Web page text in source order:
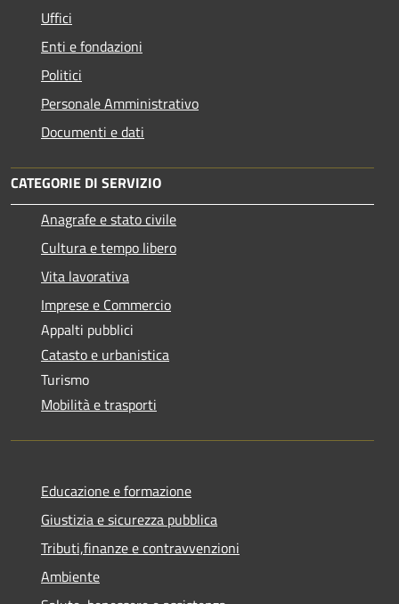
Uffici
Enti e fondazioni
Politici
Personale Amministrativo
Documenti e dati
CATEGORIE DI SERVIZIO
Anagrafe e stato civile
Cultura e tempo libero
Vita lavorativa
Imprese e Commercio
Appalti pubblici
Catasto e urbanistica
Turismo
Mobilità e trasporti
Educazione e formazione
Giustizia e sicurezza pubblica
Tributi,finanze e contravvenzioni
Ambiente